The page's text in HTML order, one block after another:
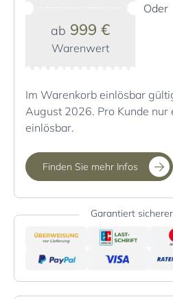
ab 999 €
Warenwert
Oder
Im Warenkorb einlösbar
August 2026. Pro Kunde nur
einlösbar.
Finden Sie mehr Infos
Garantiert